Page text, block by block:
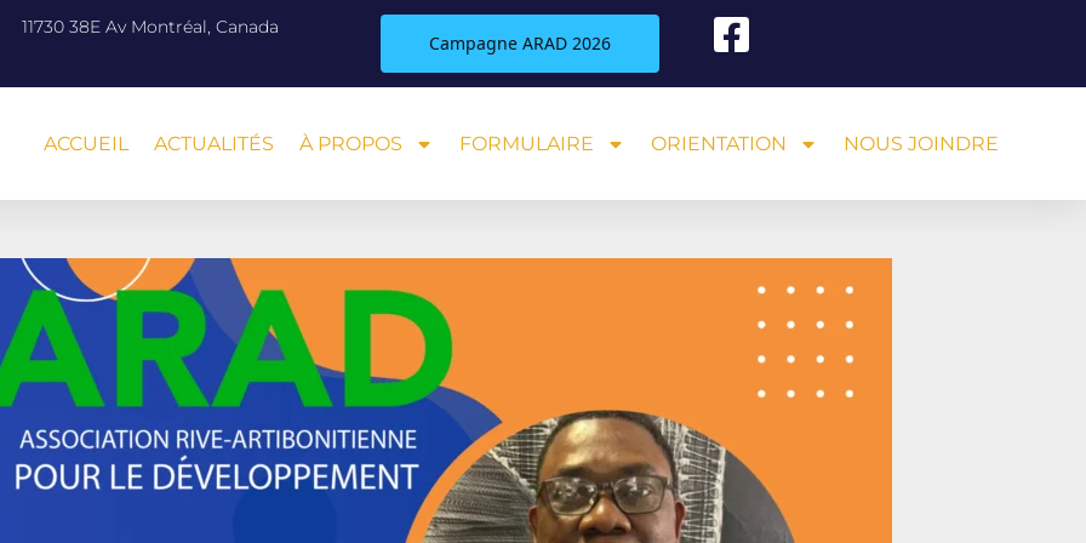
11730 38E Av Montréal, Canada
Campagne ARAD 2026
ACCUEIL ACTUALITÉS À PROPOS FORMULAIRE ORIENTATION NOUS JOINDRE